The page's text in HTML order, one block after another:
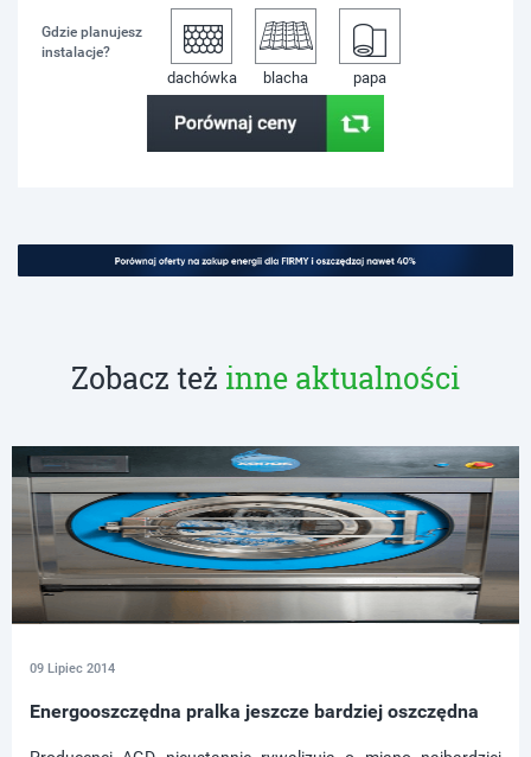
Gdzie planujesz
instalacje?
dachówka blacha papa
Zobacz też inne aktualności
09 Lipiec 2014
Energooszczędna pralka jeszcze bardziej oszczędna